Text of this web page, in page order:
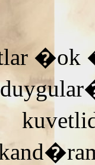
�ok